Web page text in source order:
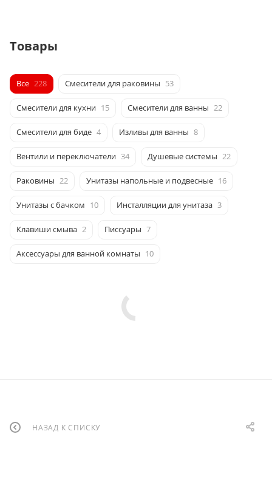
Товары
Все 228 Смесители для раковины 53
Смесители для кухни 15 Смесители для ванны 22
Смесители для биде 4 Изливы для ванны 8
Вентили и переключатели 34 Душевые системы 22
Раковины 22 Унитазы напольные и подвесные 16
Унитазы с бачком 10 Инсталляции для унитаза 3
Клавиши смыва 2 Писсуары 7
Аксессуары для ванной комнаты 10
НАЗАД К СПИСКУ